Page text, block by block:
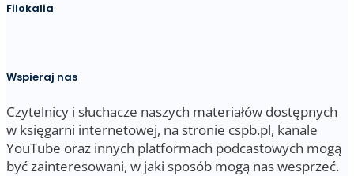
Filokalia
Wspieraj nas
Czytelnicy i słuchacze naszych materiałów dostępnych
w księgarni internetowej, na stronie cspb.pl, kanale
YouTube oraz innych platformach podcastowych mogą
być zainteresowani, w jaki sposób mogą nas wesprzeć.